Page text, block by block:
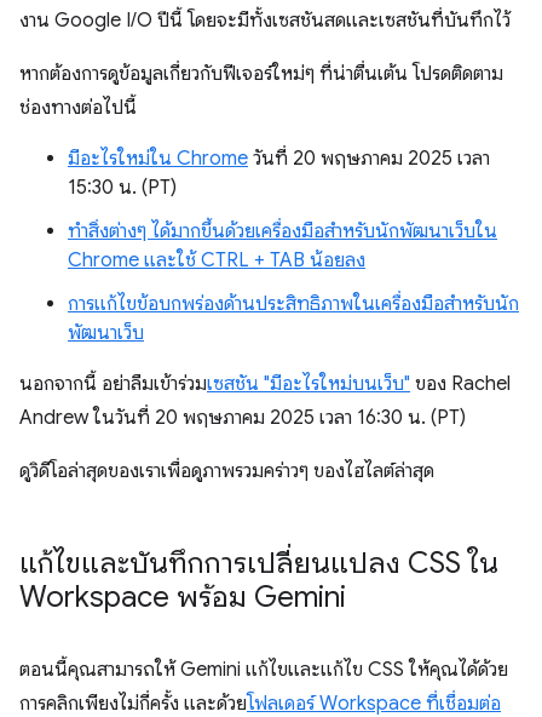
งาน Google I/O ปีนี้ โดยจะมีทั้งเซสชันสดและเซสชันที่บันทึกไว้
หากต้องการดูข้อมูลเกี่ยวกับฟีเจอร์ใหม่ๆ ที่น่าตื่นเต้น โปรดติดตาม
ช่องทางต่อไปนี้
มีอะไรใหม่ใน Chrome วันที่ 20 พฤษภาคม 2025 เวลา
15:30 น. (PT)
ทำสิ่งต่างๆ ได้มากขึ้นด้วยเครื่องมือสำหรับนักพัฒนาเว็บใน
Chrome และใช้ CTRL + TAB น้อยลง
การแก้ไขข้อบกพร่องด้านประสิทธิภาพในเครื่องมือสำหรับนัก
พัฒนาเว็บ
นอกจากนี้ อย่าลืมเข้าร่วมเซสชัน "มีอะไรใหม่บนเว็บ" ของ Rachel
Andrew ในวันที่ 20 พฤษภาคม 2025 เวลา 16:30 น. (PT)
ดูวิดีโอล่าสุดของเราเพื่อดูภาพรวมคร่าวๆ ของไฮไลต์ล่าสุด
แก้ไขและบันทึกการเปลี่ยนแปลง CSS ใน
Workspace พร้อม Gemini
ตอนนี้คุณสามารถให้ Gemini แก้ไขและแก้ไข CSS ให้คุณได้ด้วย
การคลิกเพียงไม่กี่ครั้ง และด้วยโฟลเดอร์ Workspace ที่เชื่อมต่อ